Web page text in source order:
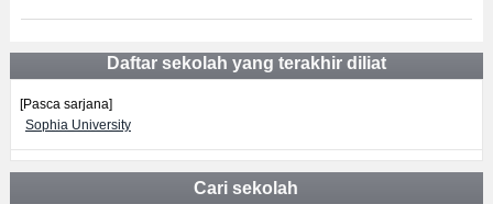
Daftar sekolah yang terakhir diliat
[Pasca sarjana]
Sophia University
Cari sekolah